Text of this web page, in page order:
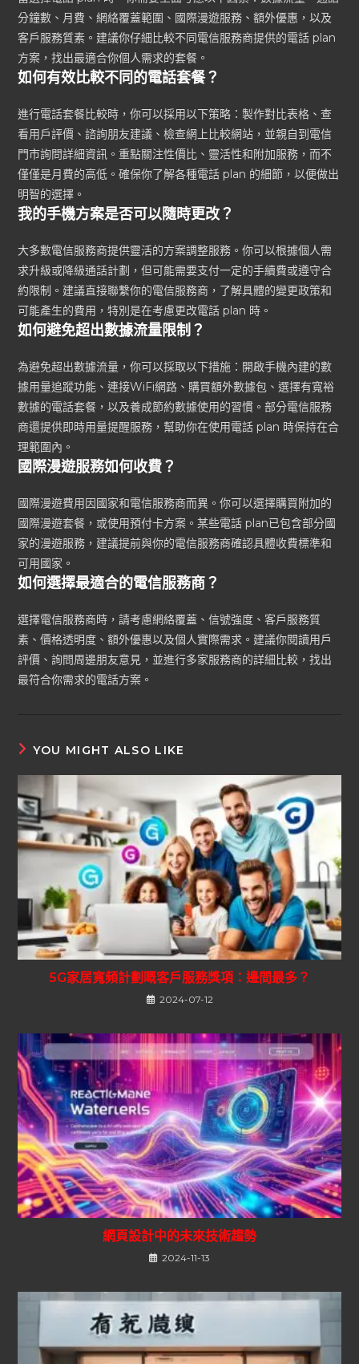
分鐘數、月費、網絡覆蓋範圍、國際漫遊服務、額外優惠，以及
客戶服務質素。建議你仔細比較不同電信服務商提供的電話 plan
方案，找出最適合你個人需求的套餐。
如何有效比較不同的電話套餐？
進行電話套餐比較時，你可以採用以下策略：製作對比表格、查
看用戶評價、諮詢朋友建議、檢查網上比較網站，並親自到電信
門市詢問詳細資訊。重點關注性價比、靈活性和附加服務，而不
僅僅是月費的高低。確保你了解各種電話 plan 的細節，以便做出
明智的選擇。
我的手機方案是否可以隨時更改？
大多數電信服務商提供靈活的方案調整服務。你可以根據個人需
求升級或降級通話計劃，但可能需要支付一定的手續費或遵守合
約限制。建議直接聯繫你的電信服務商，了解具體的變更政策和
可能產生的費用，特別是在考慮更改電話 plan 時。
如何避免超出數據流量限制？
為避免超出數據流量，你可以採取以下措施：開啟手機內建的數
據用量追蹤功能、連接WiFi網路、購買額外數據包、選擇有寬裕
數據的電話套餐，以及養成節約數據使用的習慣。部分電信服務
商還提供即時用量提醒服務，幫助你在使用電話 plan 時保持在合
理範圍內。
國際漫遊服務如何收費？
國際漫遊費用因國家和電信服務商而異。你可以選擇購買附加的
國際漫遊套餐，或使用預付卡方案。某些電話 plan已包含部分國
家的漫遊服務，建議提前與你的電信服務商確認具體收費標準和
可用國家。
如何選擇最適合的電信服務商？
選擇電信服務商時，請考慮網絡覆蓋、信號強度、客戶服務質
素、價格透明度、額外優惠以及個人實際需求。建議你閱讀用戶
評價、詢問周邊朋友意見，並進行多家服務商的詳細比較，找出
最符合你需求的電話方案。
YOU MIGHT ALSO LIKE
5G家居寬頻計劃嘅客戶服務獎項：邊間最多？
2024-07-12
網頁設計中的未來技術趨勢
2024-11-13